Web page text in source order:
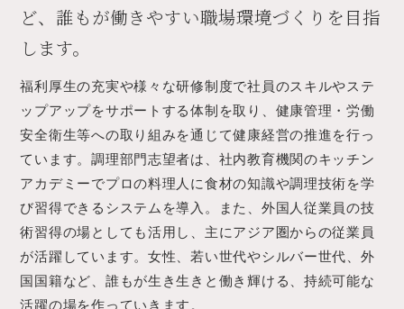
ど、誰もが働きやすい職場環境づくりを目指
します。
福利厚生の充実や様々な研修制度で社員のスキルやステ
ップアップをサポートする体制を取り、健康管理・労働
安全衛生等への取り組みを通じて健康経営の推進を行っ
ています。調理部門志望者は、社内教育機関のキッチン
アカデミーでプロの料理人に食材の知識や調理技術を学
び習得できるシステムを導入。また、外国人従業員の技
術習得の場としても活用し、主にアジア圏からの従業員
が活躍しています。女性、若い世代やシルバー世代、外
国国籍など、誰もが生き生きと働き輝ける、持続可能な
活躍の場を作っていきます。